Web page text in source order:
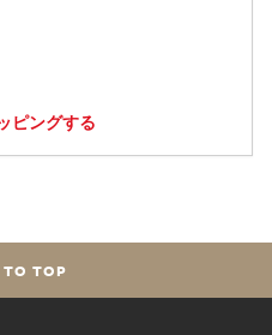
ピングする
TO TOP